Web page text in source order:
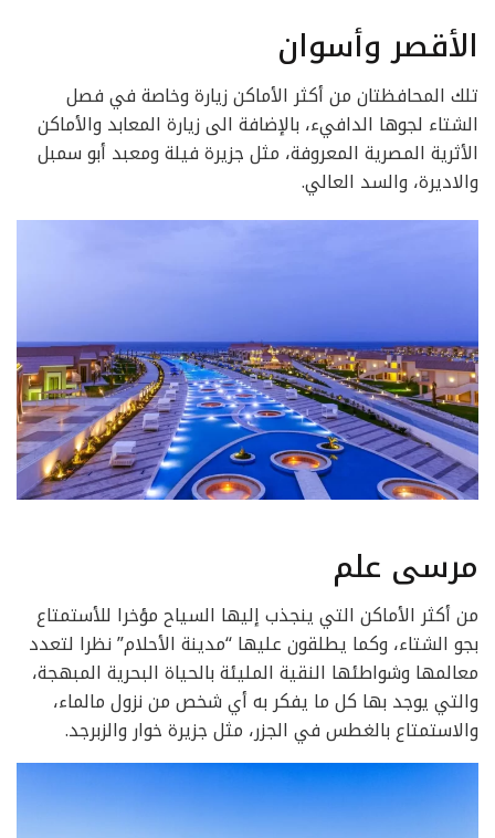
الأقصر وأسوان
تلك المحافظتان من أكثر الأماكن زيارة وخاصة في فصل
الشتاء لجوها الدافيء، بالإضافة الى زيارة المعابد والأماكن
الأثرية المصرية المعروفة، مثل جزيرة فيلة ومعبد أبو سمبل
والاديرة، والسد العالي.
مرسى علم
من أكثر الأماكن التي ينجذب إليها السياح مؤخرا للأستمتاع
بجو الشتاء، وكما يطلقون عليها “مدينة الأحلام” نظرا لتعدد
معالمها وشواطئها النقية المليئة بالحياة البحرية المبهجة،
والتي يوجد بها كل ما يفكر به أي شخص من نزول مالماء،
والاستمتاع بالغطس في الجزر، مثل جزيرة خوار والزبرجد.